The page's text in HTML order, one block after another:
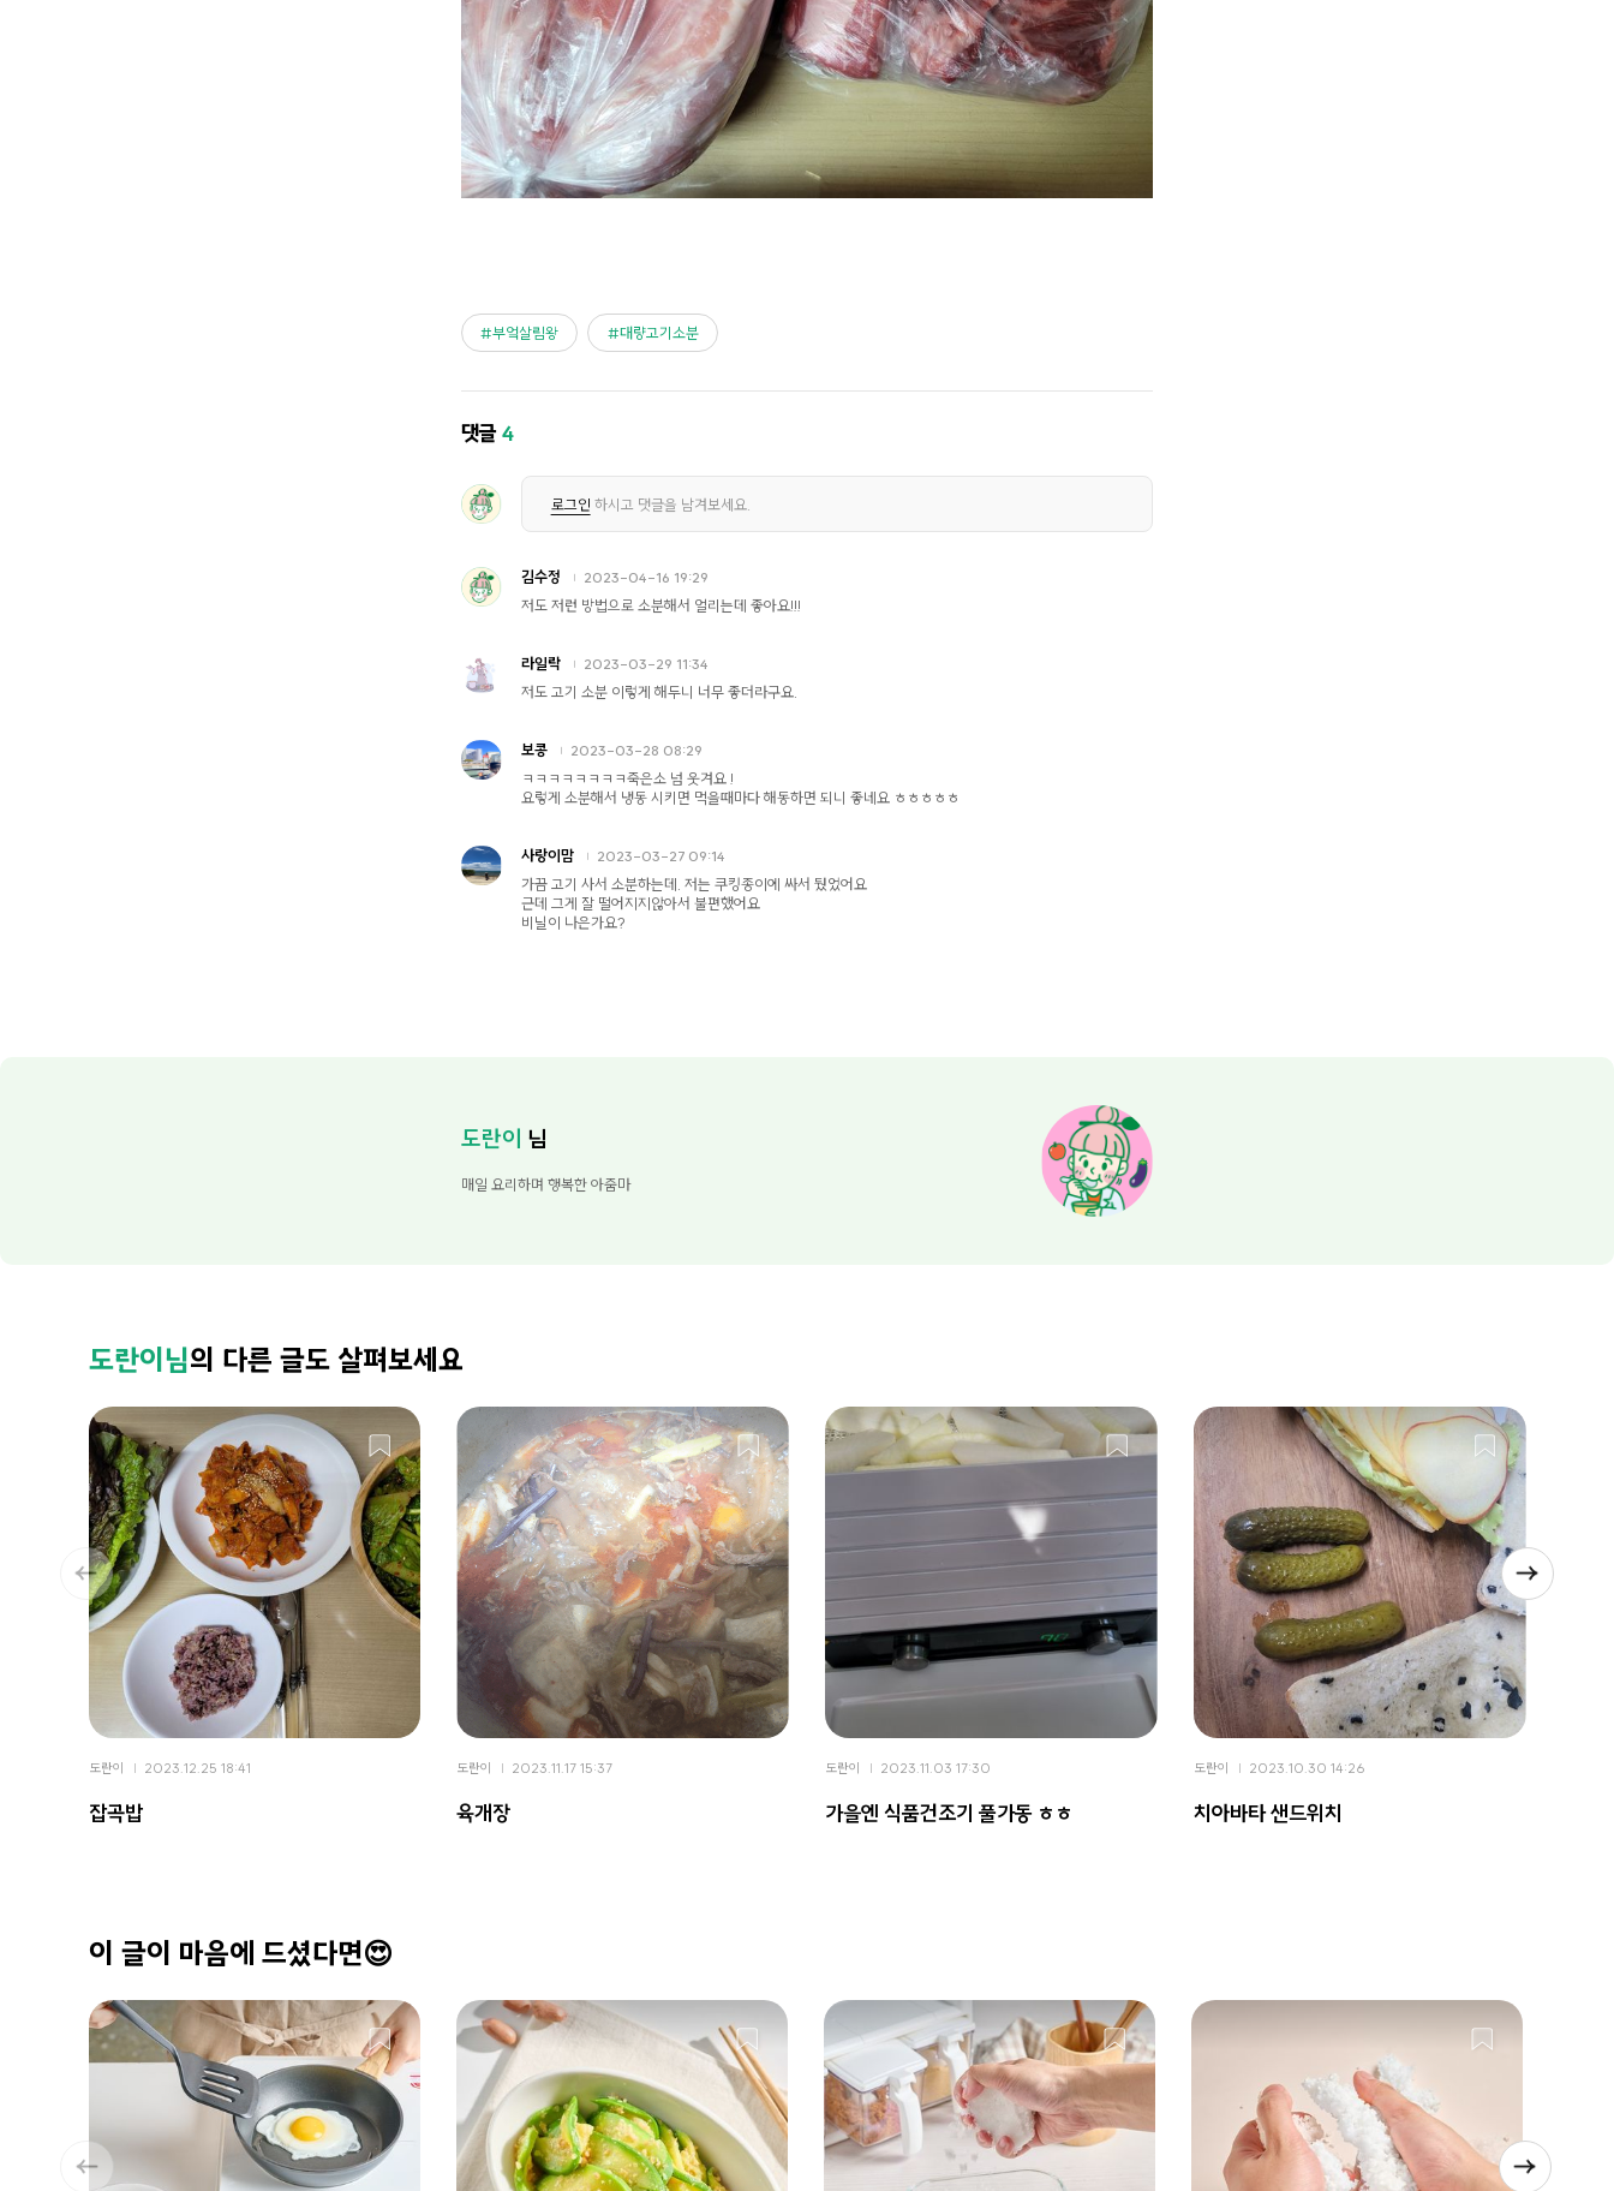
부엌살림왕 대량고기소분
댓글4
로그인 하시고 댓글을 남겨보세요.
김수정 2023-04-16 19:29
저도 저런 방법으로 소분해서 얼리는데 좋아요!!!
라일락 2023-03-29 11:34
저도 고기 소분 이렇게 해두니 너무 좋더라구요.
보콩 2023-03-28 08:29
ㅋㅋㅋㅋㅋㅋㅋㅋ죽은소 넘 웃겨요 !
요렇게 소분해서 냉동 시키면 먹을때마다 해동하면 되니 좋네요 ㅎㅎㅎㅎㅎ
사랑이맘 2023-03-27 09:14
가끔 고기 사서 소분하는데. 저는 쿠킹종이에 싸서 뒀었어요
근데 그게 잘 떨어지지않아서 불편했어요
비닐이 나은가요?
도란이 님
매일 요리하며 행복한 아줌마
도란이님의 다른 글도 살펴보세요
도란이 2023.12.25 18:41
잡곡밥
도란이 2023.11.17 15:37
육개장
도란이 2023.11.03 17:30
가을엔 식품건조기 풀가동 ㅎㅎ
도란이 2023.10.30 14:26
치아바타 샌드위치
이 글이 마음에 드셨다면😍